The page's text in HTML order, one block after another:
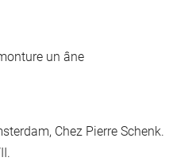
un âne
Chez Pierre Schenk.